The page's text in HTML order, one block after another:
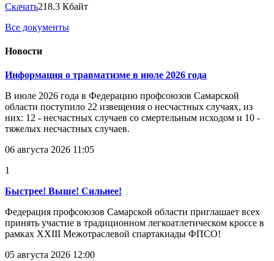
Скачать218.3 Кбайт
Все документы
Новости
Информация о травматизме в июле 2026 года
В июле 2026 года в Федерацию профсоюзов Самарской
области поступило 22 извещения о несчастных случаях, из
них: 12 - несчастных случаев со смертельным исходом и 10 -
тяжелых несчастных случаев.
06 августа 2026 11:05
1
Быстрее! Выше! Сильнее!
Федерация профсоюзов Самарской области приглашает всех
принять участие в традиционном легкоатлетическом кроссе в
рамках XXIII Межотраслевой спартакиады ФПСО!
05 августа 2026 12:00